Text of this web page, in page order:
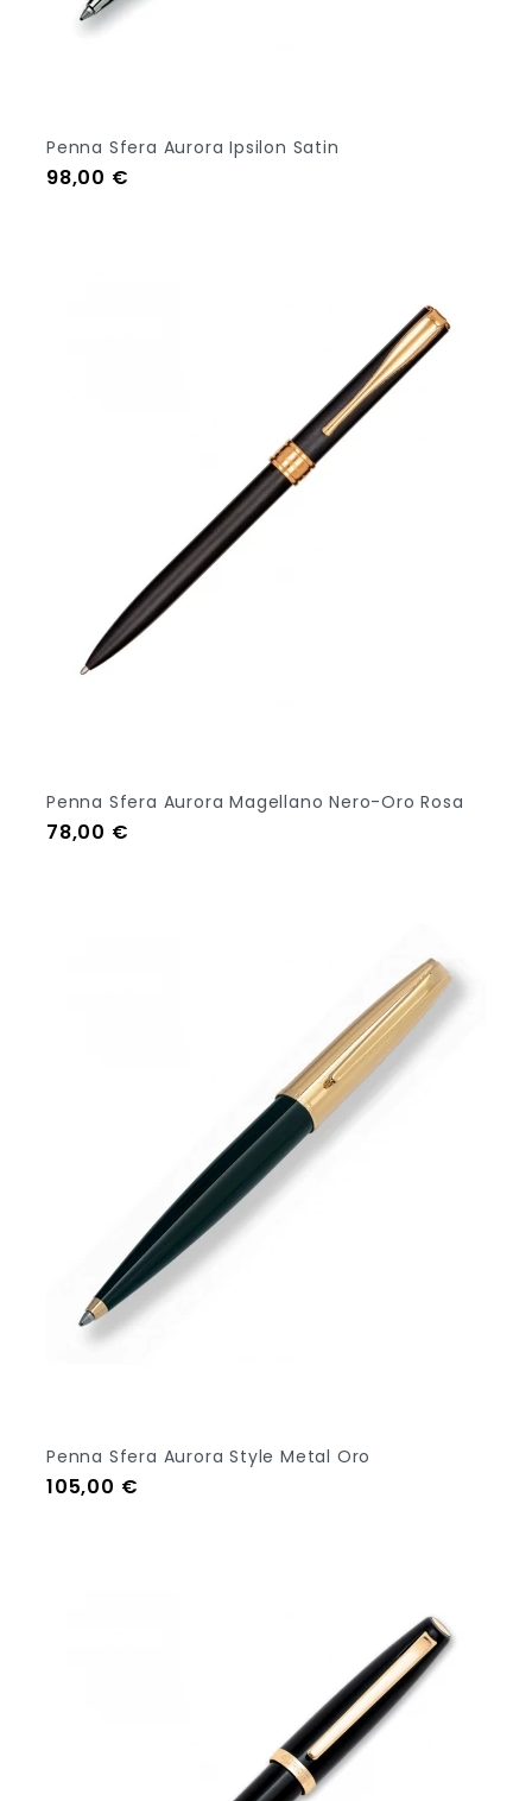
Penna Sfera Aurora Ipsilon Satin
Prezzo
98,00 €
Penna Sfera Aurora Magellano Nero-Oro Rosa
Prezzo
78,00 €
Penna Sfera Aurora Style Metal Oro
Prezzo
105,00 €